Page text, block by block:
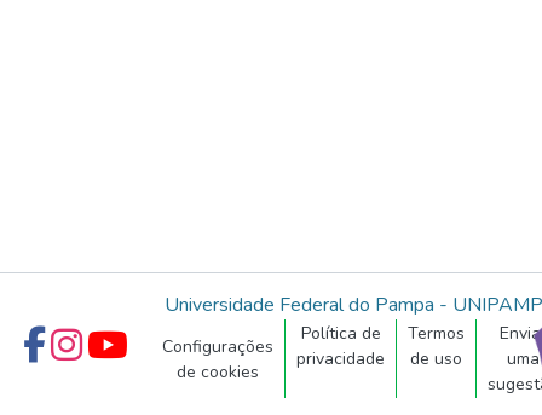
Universidade Federal do Pampa -
Configurações
de cookies
Política de
privacidade
Termos
de uso
uma